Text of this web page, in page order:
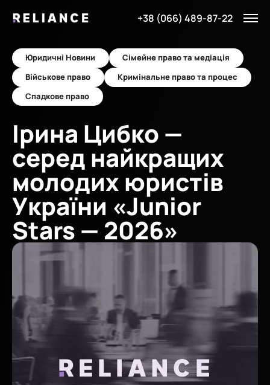
+38 (066) 489-87-22
Юридичні Новини
Сімейне право та медіація
Військове право
Кримінальне право та процес
Спадкове право
Ірина Цибко —
серед найкращих
молодих юристів
України «Junior
Stars — 2026»